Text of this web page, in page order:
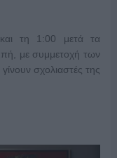
τη 1:00 μετά τα
με συμμετοχή των
σχολιαστές της